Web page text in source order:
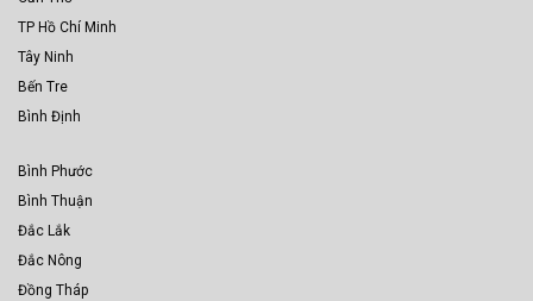
TP Hồ Chí Minh
Tây Ninh
Bến Tre
Bình Định
Bình Phước
Bình Thuận
Đắc Lắk
Đắc Nông
Đồng Tháp